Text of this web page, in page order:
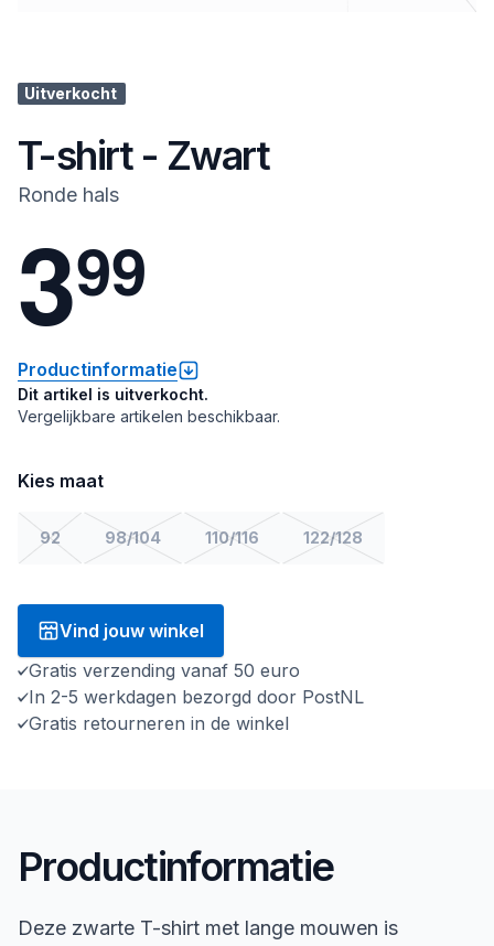
Uitverkocht
T-shirt - Zwart
Ronde hals
399
Productinformatie
Dit artikel is uitverkocht.
Vergelijkbare artikelen beschikbaar.
Kies maat
92 98/104 110/116 122/128
Vind jouw winkel
Gratis verzending vanaf 50 euro
In 2-5 werkdagen bezorgd door PostNL
Gratis retourneren in de winkel
Productinformatie
Deze zwarte T-shirt met lange mouwen is